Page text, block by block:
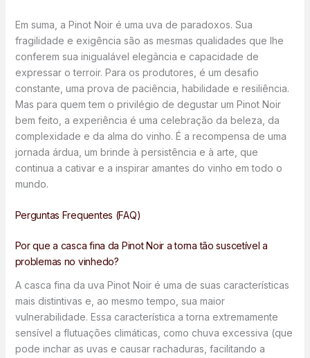
Em suma, a Pinot Noir é uma uva de paradoxos. Sua
fragilidade e exigência são as mesmas qualidades que lhe
conferem sua inigualável elegância e capacidade de
expressar o terroir. Para os produtores, é um desafio
constante, uma prova de paciência, habilidade e resiliência.
Mas para quem tem o privilégio de degustar um Pinot Noir
bem feito, a experiência é uma celebração da beleza, da
complexidade e da alma do vinho. É a recompensa de uma
jornada árdua, um brinde à persistência e à arte, que
continua a cativar e a inspirar amantes do vinho em todo o
mundo.
Perguntas Frequentes (FAQ)
Por que a casca fina da Pinot Noir a torna tão suscetível a
problemas no vinhedo?
A casca fina da uva Pinot Noir é uma de suas características
mais distintivas e, ao mesmo tempo, sua maior
vulnerabilidade. Essa característica a torna extremamente
sensível a flutuações climáticas, como chuva excessiva (que
pode inchar as uvas e causar rachaduras, facilitando a